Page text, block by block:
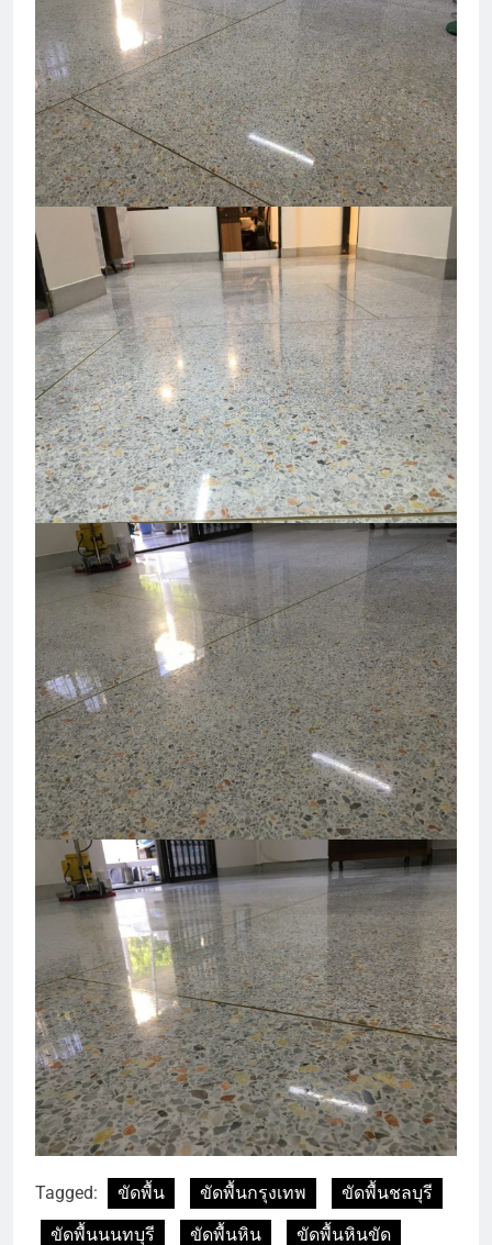
Tagged: ขัดพื้น ขัดพื้นกรุงเทพ
ขัดพื้นชลบุรี
ขัดพื้นนนทบุรี
ขัดพื้นหิน
ขัดพื้นหินขัด